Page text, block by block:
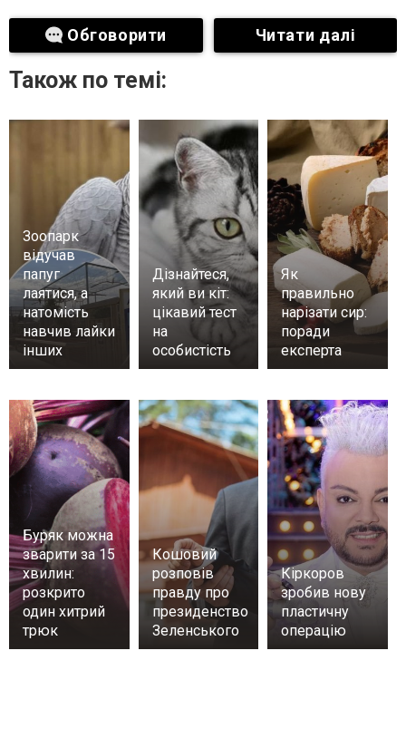
Обговорити Читати далі
Також по темі:
Зоопарк
відучав
папуг
лаятися, а
натомість
навчив лайки
інших
Дізнайтеся,
який ви кіт:
цікавий тест
на
особистість
Як
правильно
нарізати сир:
поради
експерта
Буряк можна
зварити за 15
хвилин:
розкрито
один хитрий
трюк
Кошовий
розповів
правду про
президенство
Зеленського
Кіркоров
зробив нову
пластичну
операцію